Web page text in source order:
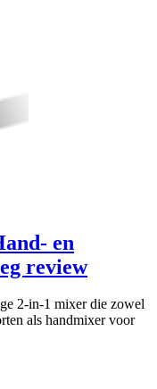
en
review
2-in-1 mixer die zowel
als handmixer voor